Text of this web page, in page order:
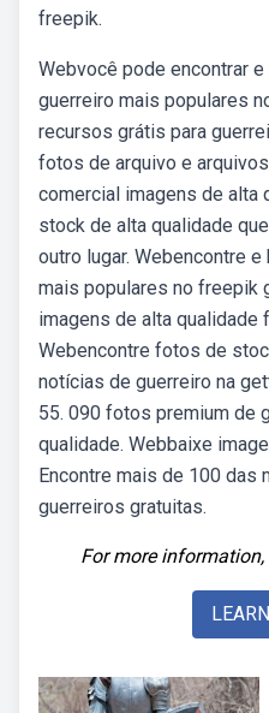
freepik.
Webvocê pode encontrar
guerreiro mais populares
recursos grátis para
fotos de arquivo e
comercial imagens de alta
stock de alta qualidade
outro lugar. Webencontre
mais populares no freepik
imagens de alta
Webencontre fotos de
notícias de guerreiro na
55. 090 fotos premium de
qualidade. Webbaixe
Encontre mais de 100 das
guerreiros gratuitas.
For more